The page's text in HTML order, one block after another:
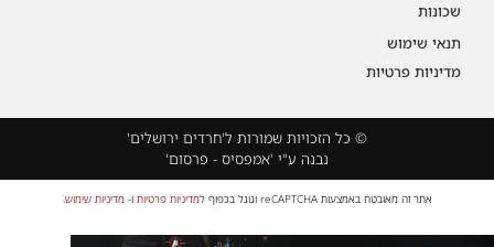
שכונות
תנאי שימוש
מדיניות פרטיות
© כל הזכויות שמורות ל'חרדים ירושלים'
נבנה ע"י 'אמפסיס - פרסום'
אתר זה מאובטח באמצעות reCAPTCHA וגוגל בכפוף למדיניות פרטיות ו-מדיניות שימוש.